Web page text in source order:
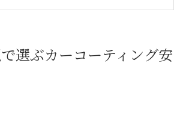
コーティングでも満足できる技術
ング費用を抑えるポイント解説
選ぶカーコーティング安